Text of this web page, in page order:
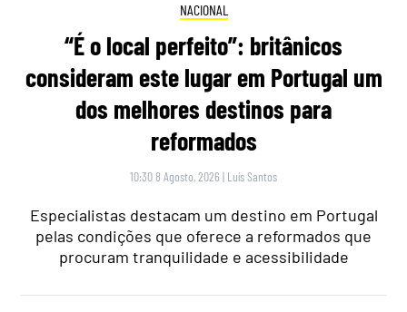
NACIONAL
“É o local perfeito”: britânicos
consideram este lugar em Portugal um
dos melhores destinos para
reformados
10:30 8 Agosto, 2026 | Luís Santos
Especialistas destacam um destino em Portugal
pelas condições que oferece a reformados que
procuram tranquilidade e acessibilidade